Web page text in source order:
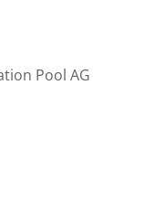
Pool AG